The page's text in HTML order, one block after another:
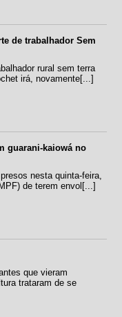
de trabalhador Sem
rural sem terra
irá, novamente[...]
guarani-kaiowá no
nesta quinta-feira,
de terem envol[...]
que vieram
trataram de se